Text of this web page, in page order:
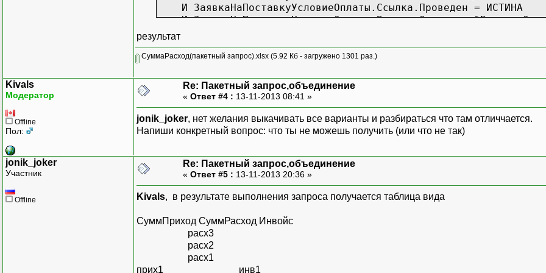
И ЗаявкаНаПоставкуУсловиеОплаты.Ссылка.Проведен = ИСТИНА
И ЗаявкаНаПоставкуУсловиеОплаты.ВариантОплаты =
;
ВЫБРАТЬ
ОборотыДенежныхСредствОстаткиИОбороты.СуммаРасход,
Приход.СуммаПриход,
Приход.Заявка КАК Заявка,
Приход.Инвойс КАК Инвойс,
Приход.Период
РегистрНакопления.ОборотыДенежныхСредств.ОстаткиИОбороты(,
ВНУТРЕННЕЕ СОЕДИНЕНИЕ Приход КАК Приход
ПО ОборотыДенежныхСредствОстаткиИОбороты.Заявка =
ИТОГИ ПО
Заявка
результат
СуммаРасход(пакетный запрос).xlsx (5.92 Кб - загружено 1301 раз.)
Kivals
Модератор
Offline
Пол:
Re: Пакетный запрос,объединение
« Ответ #4 : 13-11-2013 08:41 »
jonik_joker, нет желания выкачивать все варианты и разбираться что там отличчается.
Напиши конкретный вопрос: что ты не можешь получить (или что не так)
jonik_joker
Участник
Offline
Re: Пакетный запрос,объединение
« Ответ #5 : 13-11-2013 20:36 »
Kivals, в результате выполнения запроса получается таблица вида
СуммПриход СуммРасход Инвойс
расх3
расх2
расх1
прих1 инв1